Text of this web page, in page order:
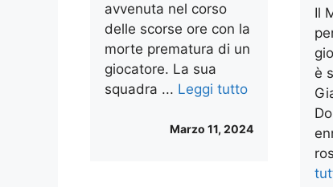
avvenuta nel corso
delle scorse ore con la
morte prematura di un
giocatore. La sua
squadra ... Leggi tutto
Marzo 11, 2024
Il
è